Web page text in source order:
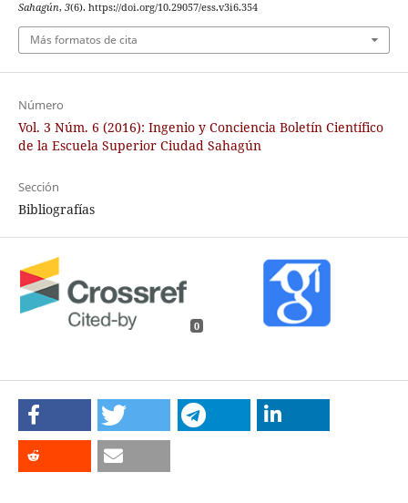
Sahagún, 3(6). https://doi.org/10.29057/ess.v3i6.354
Más formatos de cita
Número
Vol. 3 Núm. 6 (2016): Ingenio y Conciencia Boletín Científico
de la Escuela Superior Ciudad Sahagún
Sección
Bibliografías
0